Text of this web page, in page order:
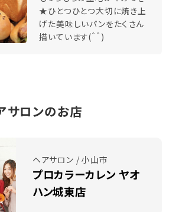
★ひとつひとつ大切に焼き上
げた美味しいパンをたくさん
描いています(＾＾)
サロンのお店
ヘアサロン / 小山市
プロカラーカレン ヤオ
ハン城東店